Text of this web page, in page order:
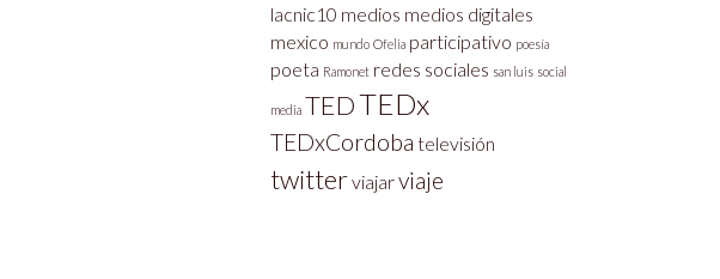
lacnic10 medios medios digitales
mexico mundo Ofelia participativo poesía
poeta Ramonet redes sociales san luis social
media TEDTEDx
TEDxCordoba televisión
twitterviajarviaje